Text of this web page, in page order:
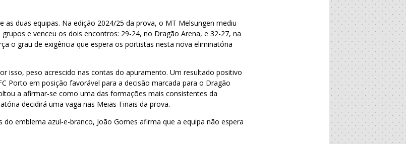
as duas equipas. Na edição 2024/25 da prova, o MT Melsungen mediu
e venceu os dois encontros: 29-24, no Dragão Arena, e 32-27, na
o grau de exigência que espera os portistas nesta nova eliminatória
isso, peso acrescido nas contas do apuramento. Um resultado positivo
Porto em posição favorável para a decisão marcada para o Dragão
a afirmar-se como uma das formações mais consistentes da
decidirá uma vaga nas Meias-Finais da prova.
do emblema azul-e-branco, João Gomes afirma que a equipa não espera